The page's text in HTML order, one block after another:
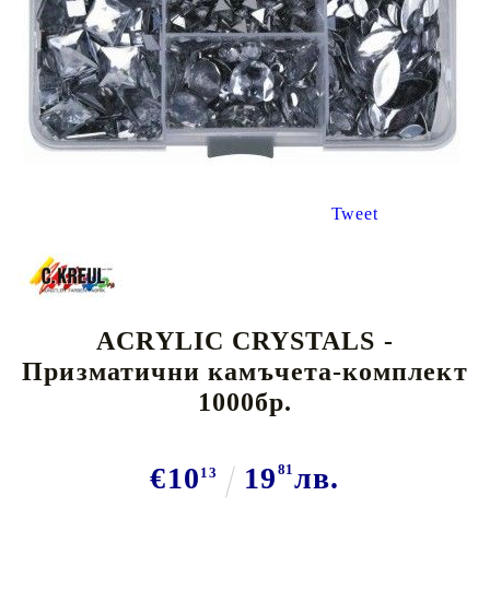
Tweet
ACRYLIC CRYSTALS -
Призматични камъчета-комплект
1000бр.
€10 13 19 81 лв.